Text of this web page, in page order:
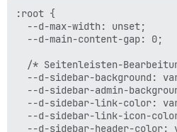
--primary-high: var(--
--header_primary-high:
--primary-very-high:
--header_primary-very-
--blend-primary-secondary-
  --d-hover: var(--color-3);
--mention-background-
--link-color: rgb(196,
--primary-50: var(--color-
--primary-100: var(--
:root {
  --d-max-width: unset;
  --d-main-content-gap: 0;
/* Seitenleisten-
--d-sidebar-background:
--d-sidebar-admin-
--d-sidebar-link-color:
--d-sidebar-link-icon-
--d-sidebar-header-color: